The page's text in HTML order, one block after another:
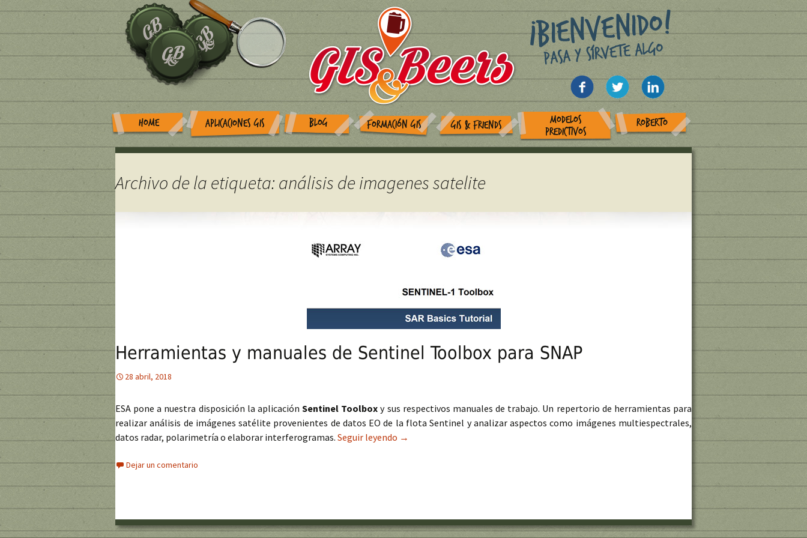
HOME APLICACIONES GIS BLOG FORMACIÓN GIS GIS & FRIENDS
MODELOS
PREDICTIVOS
ROBERTO
Archivo de la etiqueta: análisis de imagenes satelite
Herramientas y manuales de Sentinel Toolbox para SNAP
28 abril, 2018
ESA pone a nuestra disposición la aplicaciónSentinel Toolbox y sus respectivos manuales de trabajo. Un repertorio de herramientas para
realizar análisis de imágenes satélite provenientes de datos EO de la flota Sentinel y analizar aspectos como imágenes multiespectrales,
datos radar, polarimetría o elaborar interferogramas. Seguir leyendo Herramientas y manuales de Sentinel Toolbox para SNAP
→
Dejar un comentario